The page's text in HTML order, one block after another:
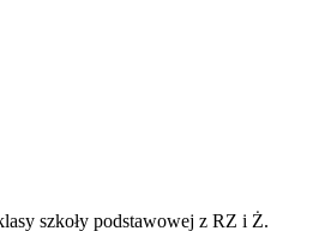
szkoły podstawowej z RZ i Ż.